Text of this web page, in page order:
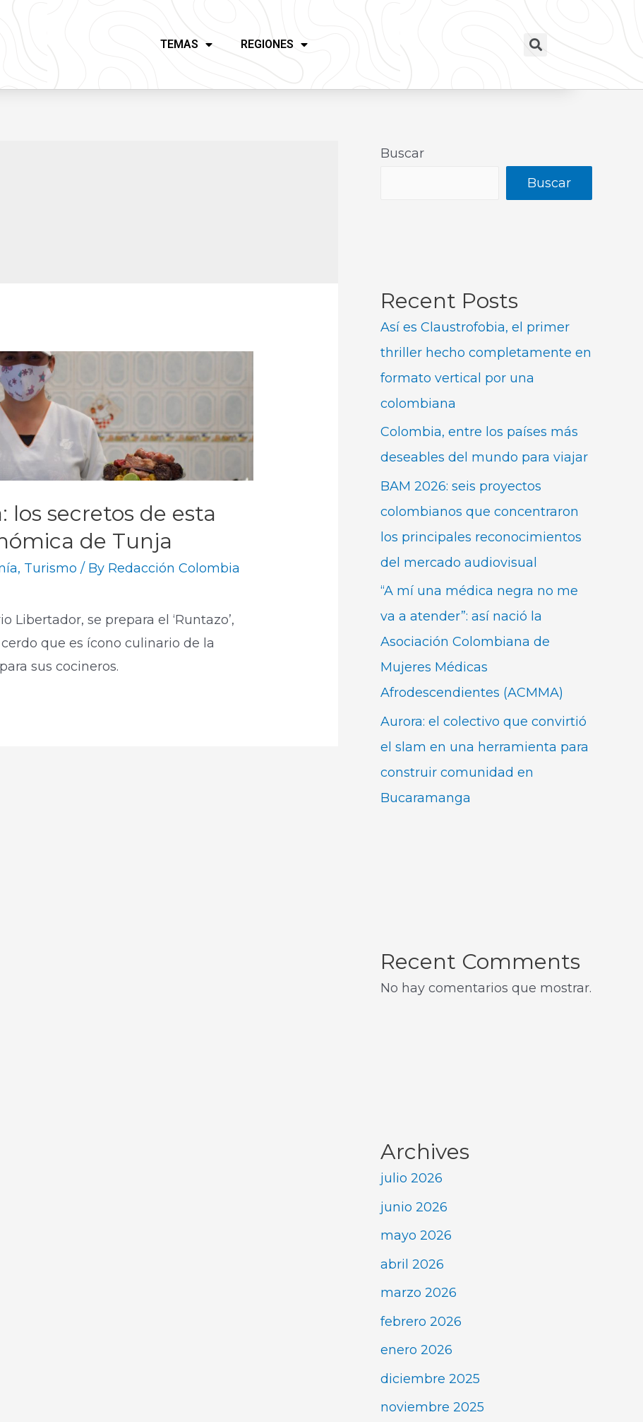
TEMAS REGIONES
los secretos de esta
de Tunja
, Turismo / By Redacción Colombia
Libertador, se prepara el ‘Runtazo’,
que es ícono culinario de la
sus cocineros.
Buscar
Buscar
Recent Posts
Así es Claustrofobia, el primer
thriller hecho completamente en
formato vertical por una
colombiana
Colombia, entre los países más
deseables del mundo para viajar
BAM 2026: seis proyectos
colombianos que concentraron
los principales reconocimientos
del mercado audiovisual
“A mí una médica negra no me
va a atender”: así nació la
Asociación Colombiana de
Mujeres Médicas
Afrodescendientes (ACMMA)
Aurora: el colectivo que convirtió
el slam en una herramienta para
construir comunidad en
Bucaramanga
Recent Comments
No hay comentarios que mostrar.
Archives
julio 2026
junio 2026
mayo 2026
abril 2026
marzo 2026
febrero 2026
enero 2026
diciembre 2025
noviembre 2025